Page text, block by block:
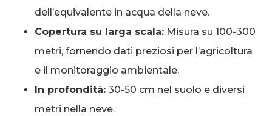
dell’equivalente in acqua della neve.
Copertura su larga scala:Misura su 100-300
metri, fornendo dati preziosi per l’agricoltura
e il monitoraggio ambientale.
In profondità:30-50 cm nel suolo e diversi
metri nella neve.